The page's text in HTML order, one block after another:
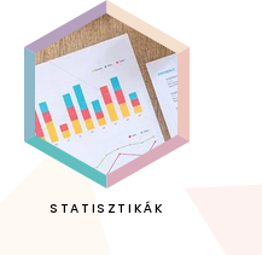
STATISZTIKÁK